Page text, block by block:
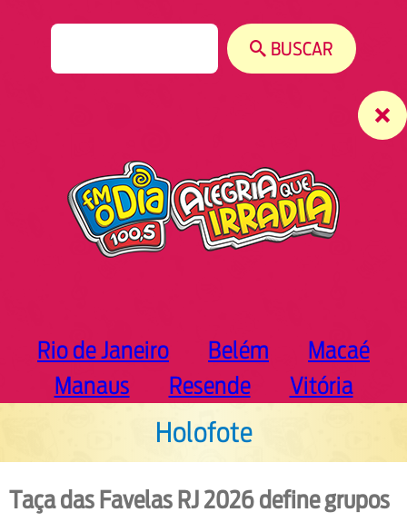
BUSCAR
Rio de Janeiro Belém
Macaé
Manaus
Resende Vitória
Holofote
Taça das Favelas RJ 2026 define grupos